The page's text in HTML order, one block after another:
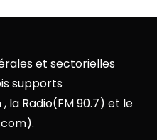
et sectorielles
supports
la Radio(FM 90.7) et le